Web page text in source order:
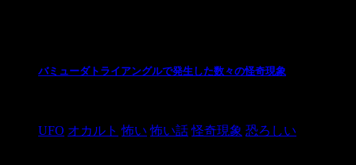
バミューダトライアングルで発生した数々の怪奇現象
UFO オカルト 怖い 怖い話 怪奇現象 恐ろしい